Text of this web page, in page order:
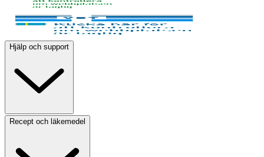
Hjälp och support
Recept och läkemedel